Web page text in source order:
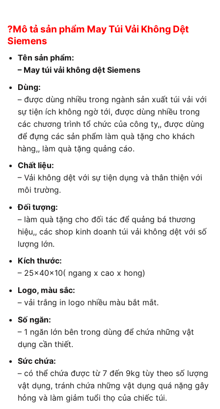
?Mô tả sản phẩm May Túi Vải Không Dệt
Siemens
Tên sản phẩm:
– May túi vải không dệt Siemens
Dùng:
– được dùng nhiều trong ngành sản xuất túi vải với
sự tiện ích không ngờ tới, được dùng nhiều trong
các chương trình tổ chức của công ty,, được dùng
để đựng các sản phẩm làm quà tặng cho khách
hàng,, làm quà tặng quảng cáo.
Chất liệu:
– Vải không dệt với sự tiện dụng và thân thiện với
môi trường.
Đối tượng:
– làm quà tặng cho đối tác để quảng bá thương
hiệu,, các shop kinh doanh túi vải không dệt với số
lượng lớn.
Kích thước:
– 25x40x10( ngang x cao x hong)
Logo, màu sắc:
– vải trắng in logo nhiều màu bắt mắt.
Số ngăn:
– 1 ngăn lớn bên trong dùng để chứa những vật
dụng cần thiết.
Sức chứa:
– có thể chứa được từ 7 đến 9kg tùy theo số lượng
vật dụng, tránh chứa những vật dụng quá nặng gây
hỏng và làm giảm tuổi thọ của chiếc túi.